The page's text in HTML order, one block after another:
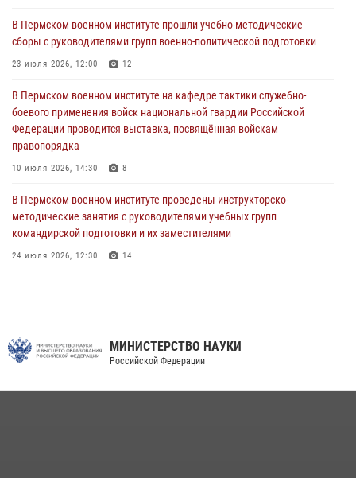
курсов повышения квалификации офицерского состава
09 июля 2026, 11:30 3
по набору абитуриентов из числа граждан, прошедших и не
проходивших военную службу
08 июля 2026, 09:36 2
Военнослужащие Пермского военного института приняли участие в
боксу
07 июля 2026, 10:30 4
В Пермском военном институте прошли учебно-методические
сборы с руководителями групп военно-политической подготовки
23 июля 2026, 12:00 12
В Пермском военном институте на кафедре тактики служебно-
боевого применения войск национальной гвардии Российской
Федерации проводится выставка, посвящённая войскам
правопорядка
10 июля 2026, 14:30 8
В Пермском военном институте проведены инструкторско-
методические занятия с руководителями учебных групп
командирской подготовки и их заместителями
24 июля 2026, 12:30 14
В подразделениях военного института проведено военно-
равноапостольного великого князя Владимира – крестителя Руси,
МИНИСТЕРСТВО НАУКИ
Российской Федерации